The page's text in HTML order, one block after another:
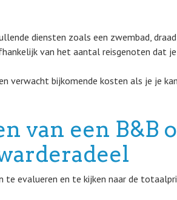
diensten zoals een zwembad,
van het aantal reisgenoten dat
verwacht bijkomende kosten als je je
van een B&B
evalueren en te kijken naar de